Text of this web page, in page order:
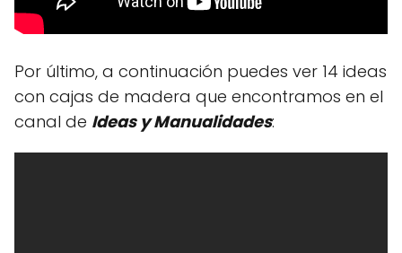
Por último, a continuación puedes ver 14 ideas
con cajas de madera que encontramos en el
canal de Ideas y Manualidades: